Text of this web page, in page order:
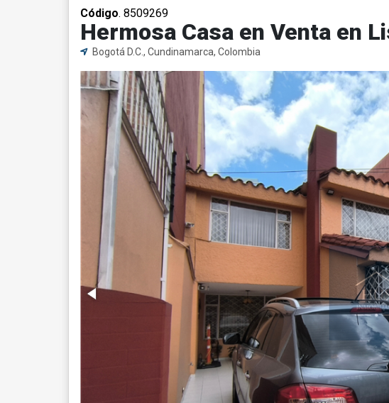
Código. 8509269
Hermosa Casa en Venta en
Bogotá D.C., Cundinamarca, Colombia